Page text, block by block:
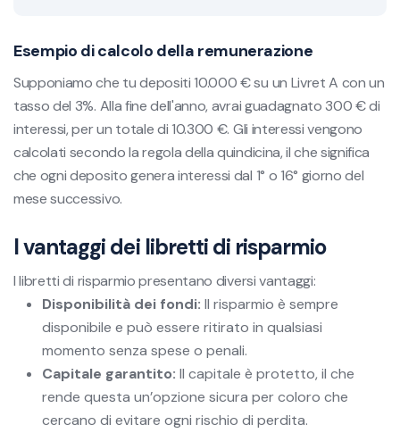
Esempio di calcolo della remunerazione
Supponiamo che tu depositi 10.000 € su un Livret A con un
tasso del 3%. Alla fine dell'anno, avrai guadagnato 300 € di
interessi, per un totale di 10.300 €. Gli interessi vengono
calcolati secondo la regola della quindicina, il che significa
che ogni deposito genera interessi dal 1° o 16° giorno del
mese successivo.
I vantaggi dei libretti di risparmio
I libretti di risparmio presentano diversi vantaggi:
Disponibilità dei fondi: Il risparmio è sempre
disponibile e può essere ritirato in qualsiasi
momento senza spese o penali.
Capitale garantito: Il capitale è protetto, il che
rende questa un’opzione sicura per coloro che
cercano di evitare ogni rischio di perdita.